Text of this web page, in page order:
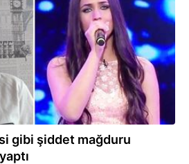
gibi şiddet mağduru